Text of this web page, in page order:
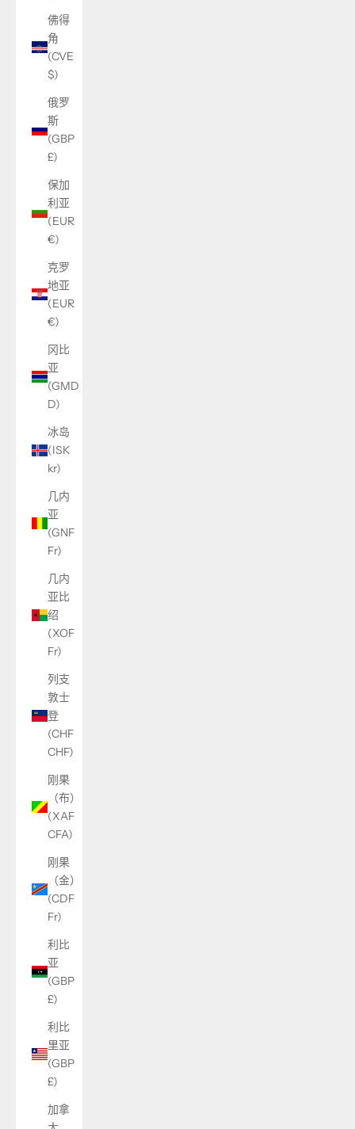
佛得
角
(CVE
$)
俄罗
斯
(GBP
£)
保加
利亚
(EUR
€)
克罗
地亚
(EUR
€)
冈比
亚
(GMD
D)
冰岛
(ISK
kr)
几内
亚
(GNF
Fr)
几内
亚比
绍
(XOF
Fr)
列支
敦士
登
(CHF
CHF)
刚果
（布）
(XAF
CFA)
刚果
（金）
(CDF
Fr)
利比
亚
(GBP
£)
利比
里亚
(GBP
£)
加拿